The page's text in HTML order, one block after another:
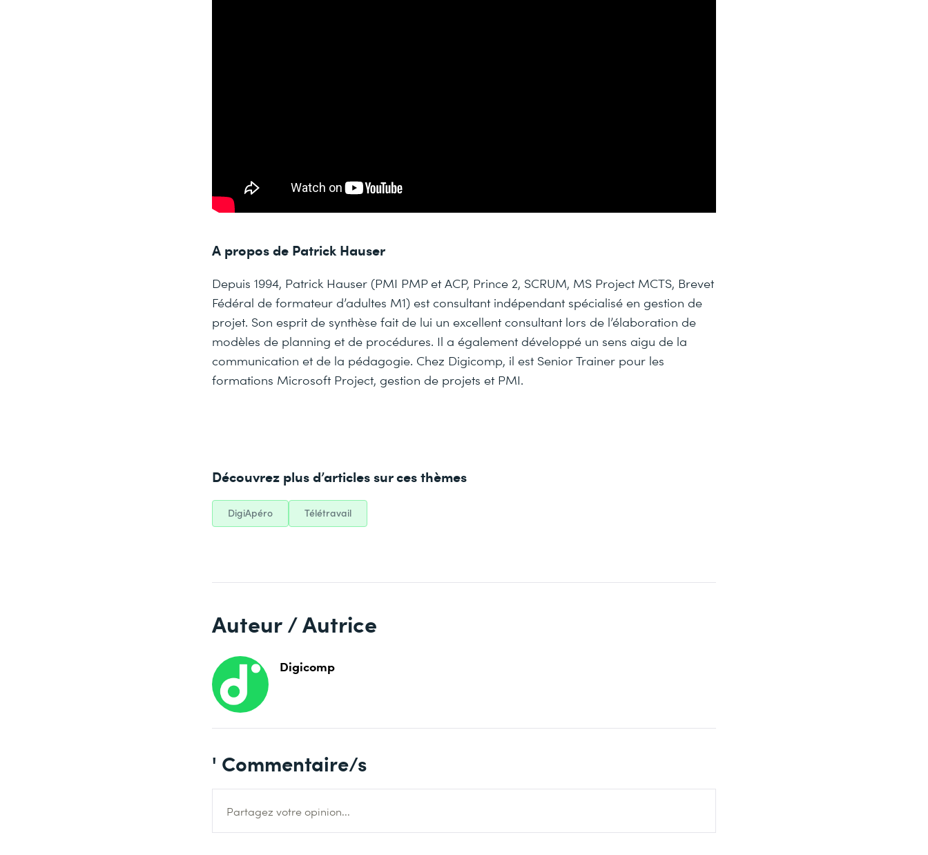
A propos de Patrick Hauser
Depuis 1994, Patrick Hauser (PMI PMP et ACP, Prince 2, SCRUM, MS Project MCTS, Brevet
Fédéral de formateur d’adultes M1) est consultant indépendant spécialisé en gestion de
projet. Son esprit de synthèse fait de lui un excellent consultant lors de l’élaboration de
modèles de planning et de procédures. Il a également développé un sens aigu de la
communication et de la pédagogie. Chez Digicomp, il est Senior Trainer pour les
formations Microsoft Project, gestion de projets et PMI.
Découvrez plus d’articles sur ces thèmes
DigiApéro Télétravail
Auteur / Autrice
Digicomp
' Commentaire/s
Partagez votre opinion...